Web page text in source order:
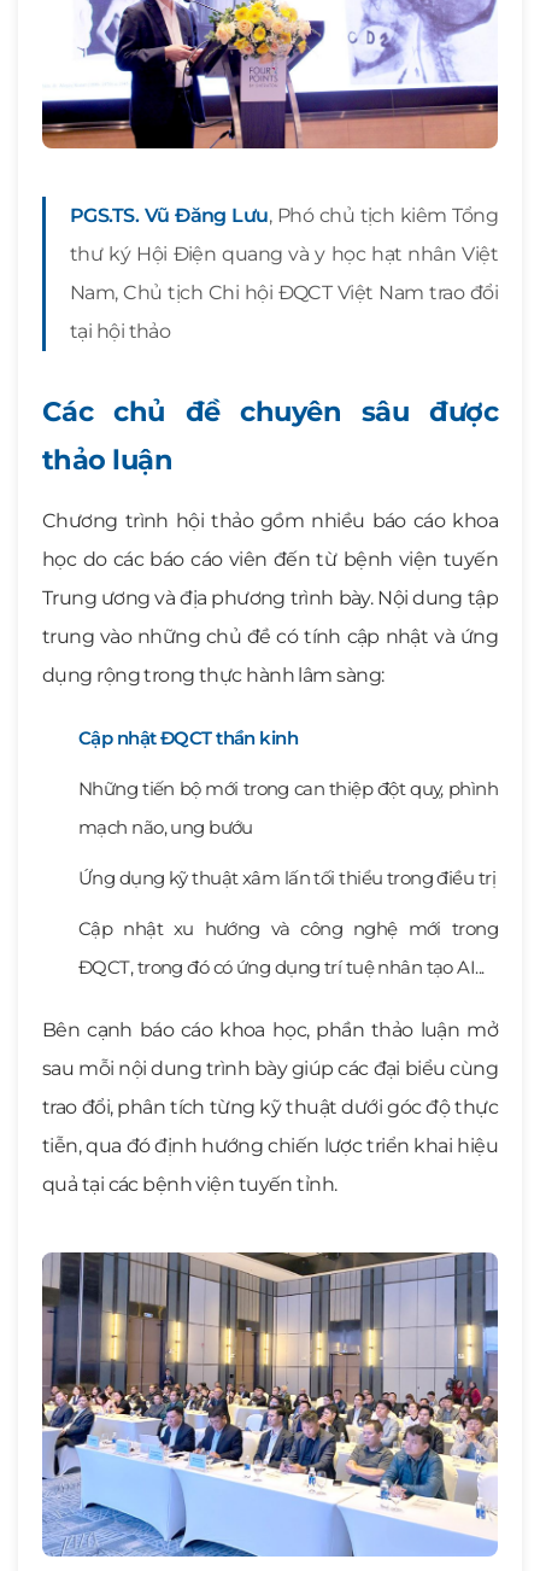
PGS.TS. Vũ Đăng Lưu, Phó chủ tịch kiêm Tổng
thư ký Hội Điện quang và y học hạt nhân Việt
Nam, Chủ tịch Chi hội ĐQCT Việt Nam trao đổi
tại hội thảo
Các chủ đề chuyên sâu được
thảo luận
Chương trình hội thảo gồm nhiều báo cáo khoa
học do các báo cáo viên đến từ bệnh viện tuyến
Trung ương và địa phương trình bày. Nội dung tập
trung vào những chủ đề có tính cập nhật và ứng
dụng rộng trong thực hành lâm sàng:
Cập nhật ĐQCT thần kinh
Những tiến bộ mới trong can thiệp đột quỵ, phình
mạch não, ung bướu
Ứng dụng kỹ thuật xâm lấn tối thiểu trong điều trị
Cập nhật xu hướng và công nghệ mới trong
ĐQCT, trong đó có ứng dụng trí tuệ nhân tạo AI...
Bên cạnh báo cáo khoa học, phần thảo luận mở
sau mỗi nội dung trình bày giúp các đại biểu cùng
trao đổi, phân tích từng kỹ thuật dưới góc độ thực
tiễn, qua đó định hướng chiến lược triển khai hiệu
quả tại các bệnh viện tuyến tỉnh.